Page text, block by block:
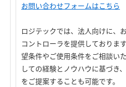
お問い合わせフォームはこちら
ロジテックでは、法人向けに、
コントローラを提供しておりま
望条件やご使用条件をご相談い
しての経験とノウハウに基づき
をご提案することも可能です。